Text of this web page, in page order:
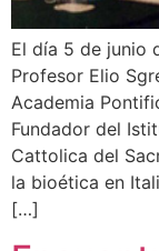
El día 5 de junio
Profesor Elio
Academia
Fundador del
Cattolica del
la bioética en
[…]